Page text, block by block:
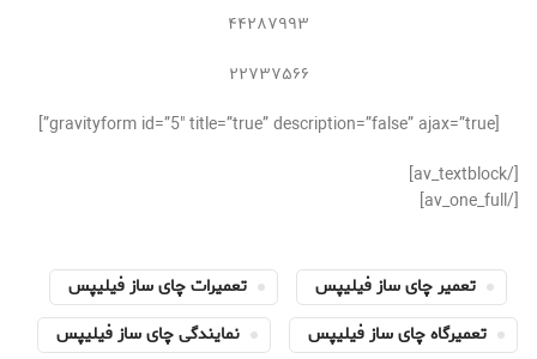
۴۴۲۸۷۹۹۳
۲۲۷۳۷۵۶۶
[gravityform id=”5″ title=”true” description=”false” ajax=”true”]
[/av_textblock]
[/av_one_full]
تعمیر چای ساز فیلیپس
تعمیرات چای ساز فیلیپس
تعمیرگاه چای ساز فیلیپس
نمایندگی چای ساز فیلیپس